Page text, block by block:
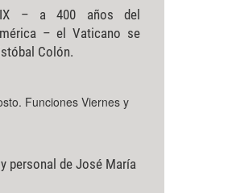
– a 400 años del
– el Vaticano se
Colón.
Funciones Viernes y
personal de José María